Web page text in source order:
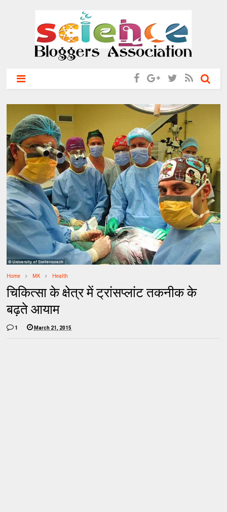
Home MK Health
चिकित्सा के क्षेत्र में ट्रांसप्लांट तकनीक के
बढ़ते आयाम
1 March 21, 2015